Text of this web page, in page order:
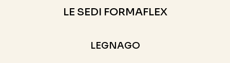
LE SEDI FORMAFLEX
LEGNAGO